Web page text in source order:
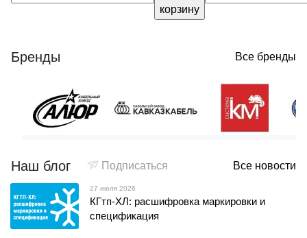
корзину
Бренды Все бренды
Наш блог Подписаться Все новости
27 июля 2026
КГтп-ХЛ: расшифровка маркировки и
спецификация